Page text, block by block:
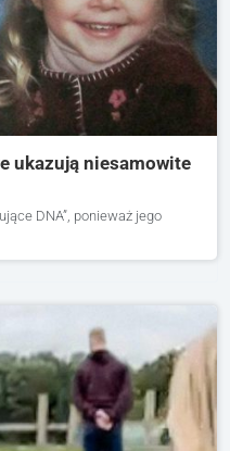
ukazują niesamowite
DNA”, ponieważ jego